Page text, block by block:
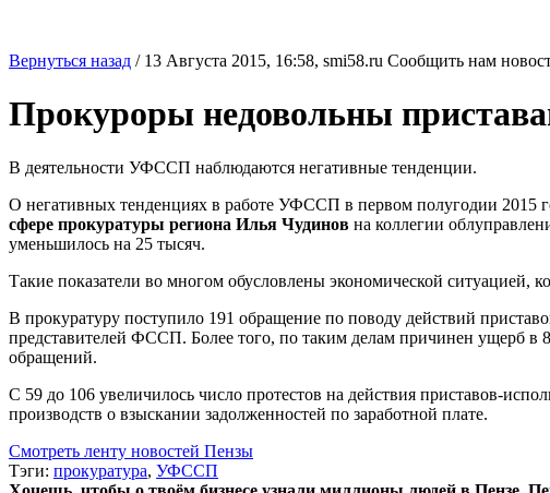
Вернуться назад / 13 Августа 2015, 16:58, smi58.ru Сообщить нам
Прокуроры недовольны
В деятельности УФССП наблюдаются негативные тенденции.
О негативных тенденциях в работе УФССП в первом полугодии 2015
сфере прокуратуры региона Илья Чудинов на коллегии
уменьшилось на 25 тысяч.
Такие показатели во многом обусловлены экономической ситуацией,
В прокуратуру поступило 191 обращение по поводу действий
представителей ФССП. Более того, по таким делам причинен ущерб в
обращений.
С 59 до 106 увеличилось число протестов на действия приставов-
производств о взыскании задолженностей по заработной плате.
Смотреть ленту новостей Пензы
Тэги: прокуратура, УФССП